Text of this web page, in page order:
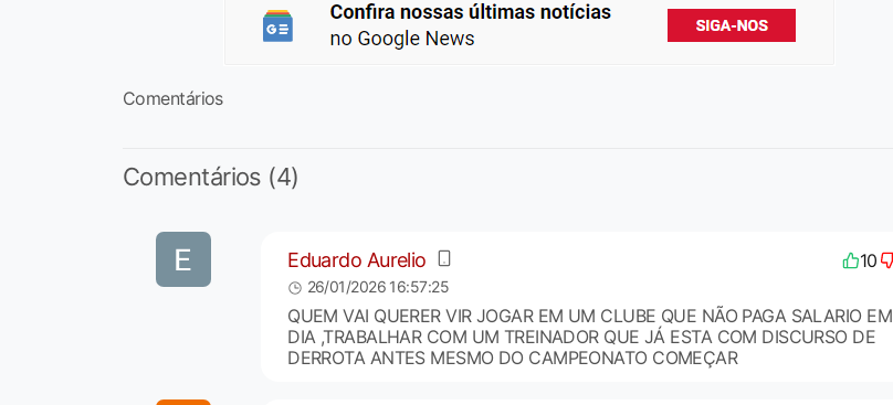
Comentários
Comentários (4)
Eduardo Aurelio 10
26/01/2026 16:57:25
QUEM VAI QUERER VIR JOGAR EM UM CLUBE QUE NÃO PAGA SALARIO EM
DIA ,TRABALHAR COM UM TREINADOR QUE JÁ ESTA COM DISCURSO DE
DERROTA ANTES MESMO DO CAMPEONATO COMEÇAR